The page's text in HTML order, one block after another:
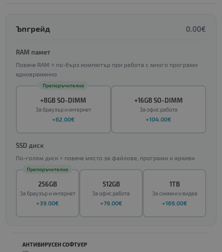
Ъпгрейд 0.00€
RAM памет
Повече RAM = по-бърз компютър при работа с много програми
едновременно
+8GB SO-DIMM
За браузър и интернет
+62.00€
Препоръчително
+16GB SO-DIMM
За офис работа
+104.00€
SSD диск
По-голям диск = повече място за файлове, програми и архиви
256GB
За браузър и интернет
+39.00€
Препоръчително
512GB
За офис работа
+79.00€
1TB
За снимки и видеа
+169.00€
АНТИВИРУСЕН СОФТУЕР